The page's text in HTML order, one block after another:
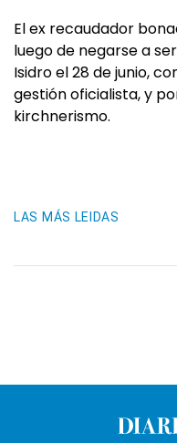
El ex recaudador
luego de negarse a
Isidro el 28 de junio,
gestión oficialista, y
kirchnerismo.
LAS MÁS LEIDAS